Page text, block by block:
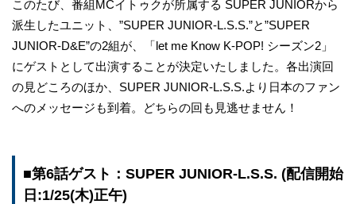
このたび、番組MCイトゥクが所属する SUPER JUNIORから
派生したユニット、”SUPER JUNIOR-L.S.S.”と”SUPER
JUNIOR-D&E”の2組が、「let me Know K-POP! シーズン2」
にゲストとして出演することが決定いたしました。各出演回
の見どころのほか、SUPER JUNIOR-L.S.S.より日本のファン
へのメッセージも到着。どちらの回も見逃せません！
■第6話ゲスト：SUPER JUNIOR-L.S.S. (配信開始
日:1/25(木)正午)